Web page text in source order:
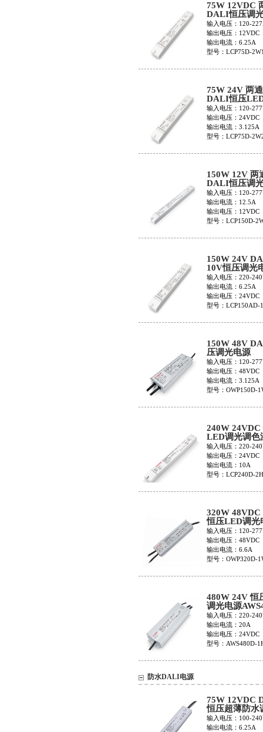
75W 12VDC
DALI恒压调
LCP75D-
输入电压：120-
输出电压：12VDC
输出电流：6.25A
型号：LCP75D-
75W 24V 两
DALI恒压
LCP75D-
输入电压：120-
输出电压：24VDC
输出电流：3.125A
型号：LCP75D-
150W 12V 两
DALI恒压调
LCP150D-
输入电压：120-
输出电流：12.5A
输出电压：12VDC
型号：LCP150D-
150W 24V
10V恒压调光
LCP150AD-
输入电压：220-
输出电流：6.25A
输出电压：24VDC
型号：LCP150AD-
150W 48V
压调光电源
OWP150D-
输入电压：120-
输出电压：48VDC
输出电流：3.125A
型号：OWP150D-
240W 24VDC
LED调光调色
LCP240D-
输入电压：220-
输出电压：24VDC
输出电流：10A
型号：LCP240D-
320W
恒压LED调光
OWP320D-
输入电压：120-
输出电压：48VDC
输出电流：6.6A
型号：OWP320D-
480W 24V 恒
调光电源
1H24V
输入电压：220-
输出电流：20A
输出电压：24VDC
型号：AWS480D-
防水DALI电源
75W 12VDC
恒压超薄防水
源UWP75D-
输入电压：100-
输出电流：6.25A